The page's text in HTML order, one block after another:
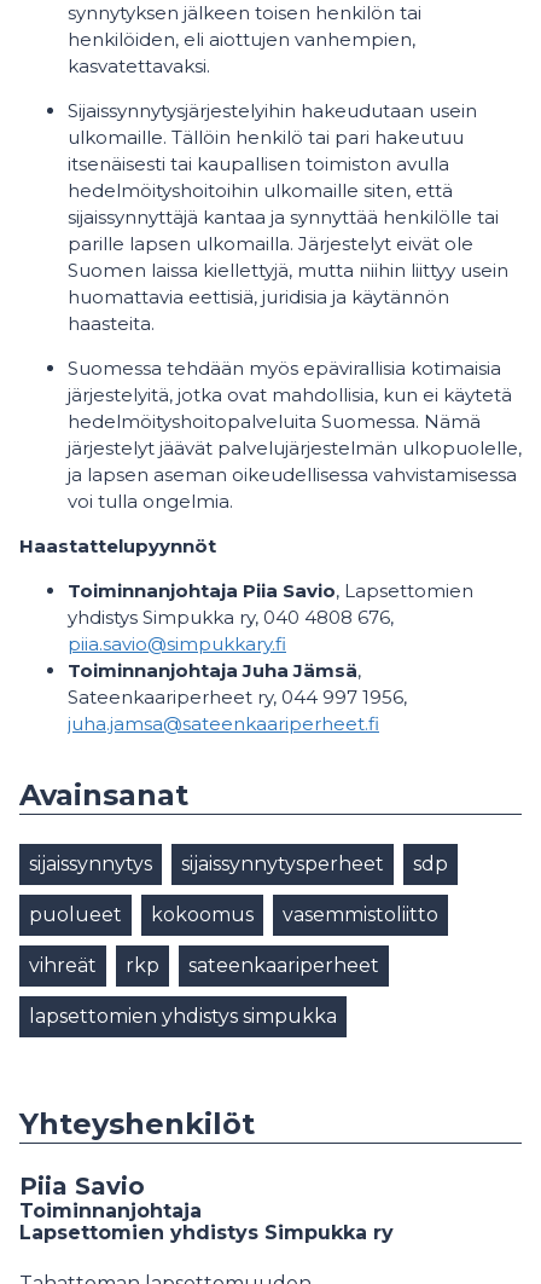
synnytyksen jälkeen toisen henkilön tai
henkilöiden, eli aiottujen vanhempien,
kasvatettavaksi.
Sijaissynnytysjärjestelyihin hakeudutaan usein
ulkomaille. Tällöin henkilö tai pari hakeutuu
itsenäisesti tai kaupallisen toimiston avulla
hedelmöityshoitoihin ulkomaille siten, että
sijaissynnyttäjä kantaa ja synnyttää henkilölle tai
parille lapsen ulkomailla. Järjestelyt eivät ole
Suomen laissa kiellettyjä, mutta niihin liittyy usein
huomattavia eettisiä, juridisia ja käytännön
haasteita.
Suomessa tehdään myös epävirallisia kotimaisia
järjestelyitä, jotka ovat mahdollisia, kun ei käytetä
hedelmöityshoitopalveluita Suomessa. Nämä
järjestelyt jäävät palvelujärjestelmän ulkopuolelle,
ja lapsen aseman oikeudellisessa vahvistamisessa
voi tulla ongelmia.
Haastattelupyynnöt
Toiminnanjohtaja Piia Savio, Lapsettomien
yhdistys Simpukka ry, 040 4808 676,
piia.savio@simpukkary.fi
Toiminnanjohtaja Juha Jämsä,
Sateenkaariperheet ry, 044 997 1956,
juha.jamsa@sateenkaariperheet.fi
Avainsanat
sijaissynnytys sijaissynnytysperheet sdp
puolueet kokoomus vasemmistoliitto
vihreät rkp sateenkaariperheet
lapsettomien yhdistys simpukka
Yhteyshenkilöt
Piia Savio
Toiminnanjohtaja
Lapsettomien yhdistys Simpukka ry